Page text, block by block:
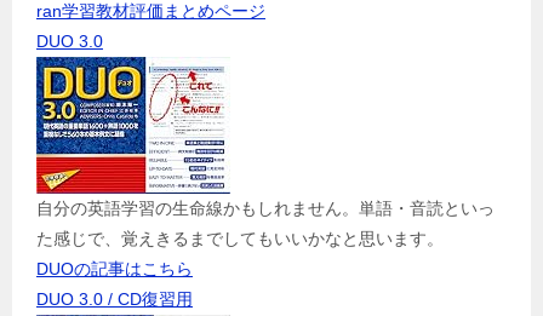
ran学習教材評価まとめページ
DUO 3.0
自分の英語学習の生命線かもしれません。単語・音読といっ
た感じで、覚えきるまでしてもいいかなと思います。
DUOの記事はこちら
DUO 3.0 / CD復習用